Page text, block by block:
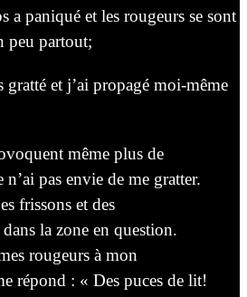
a paniqué et les rougeurs se sont
peu partout;
gratté et j’ai propagé moi-même
même plus de
n’ai pas envie de me gratter.
frissons et des
la zone en question.
rougeurs à mon
répond : « Des puces de lit!